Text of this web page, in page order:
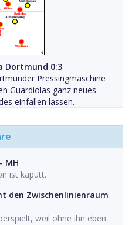
Dortmund 0:3
Pressingmaschine
Guardiolas ganz neues
einfallen lassen.
MH
ist kaputt.
den Zwischenlinienraum
weil ohne ihn eben